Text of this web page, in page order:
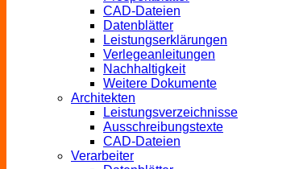
CAD-Dateien
Datenblätter
Leistungserklärungen
Verlegeanleitungen
Nachhaltigkeit
Weitere Dokumente
Architekten
Leistungsverzeichnisse
Ausschreibungstexte
CAD-Dateien
Verarbeiter